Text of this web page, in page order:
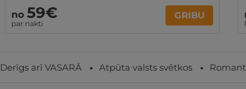
no 59€
par nakti
GRIBU
Derīgs arī VASARĀ Atpūta valsts svētkos